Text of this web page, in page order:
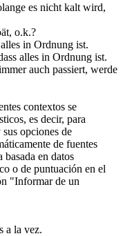
es nicht kalt wird,
o.k.?
in Ordnung ist.
alles in Ordnung ist.
auch passiert, werde
contextos se
es decir, para
opciones de
de fuentes
en datos
o de puntuación en el
"Informar de un
a la vez.